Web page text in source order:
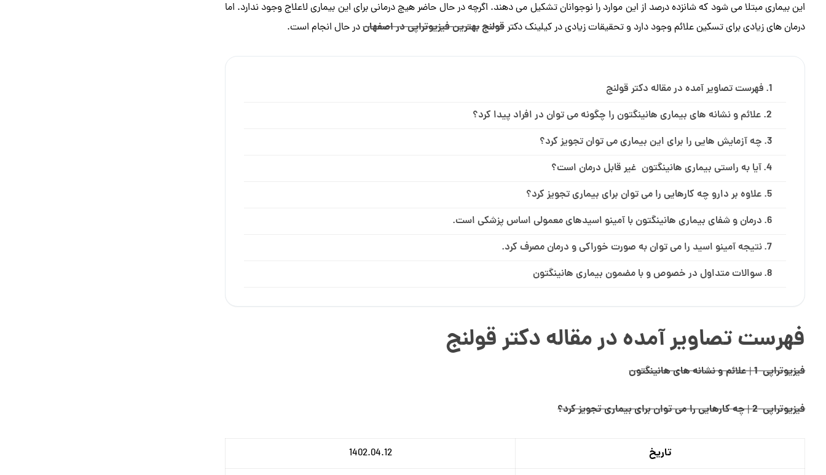
این بیماری مبتلا می شود که شانزده درصد از این موارد را نوجوانان تشکیل می دهند. اگرچه در حال حاضر هیچ درمانی برای این بیماری لاعلاج وجود ندارد. اما
درمان های زیادی برای تسکین علائم وجود دارد و تحقیقات زیادی در کیلینک دکترقولنجبهترین فیزیوتراپی در اصفهاندر حال انجام است.
فهرست تصاویر آمده در مقاله دکتر قولنج
علائم و نشانه های بیماری هانینگتون را چگونه می توان در افراد پیدا کرد؟
چه آزمایش هایی را برای این بیماری می توان تجویز کرد؟
آیا به راستی بیماری هانینگتون غیر قابل درمان است؟
علاوه بر دارو چه کارهایی را می توان برای بیماری تجویز کرد؟
درمان و شفای بیماری هانینگتون با آمینو اسیدهای معمولی اساس پزشکی است.
نتیجه آمینو اسید را می توان به صورت خوراکی و درمان مصرف کرد.
سوالات متداول در خصوص و با مضمون بیماری هانینگتون
فهرست تصاویر آمده در مقاله دکتر قولنج
فیزیوتراپی 1 | علائم و نشانه های هانینگتون
فیزیوتراپی 2 | چه کارهایی را می توان برای بیماری تجویز کرد؟
تاریخ 1402.04.12